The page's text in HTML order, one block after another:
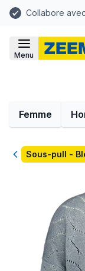
Collabore
Menu
Femme
RetourSous-pull -